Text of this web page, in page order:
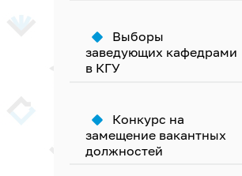
Выборы
заведующих кафедрами
в КГУ
Конкурс на
замещение вакантных
должностей